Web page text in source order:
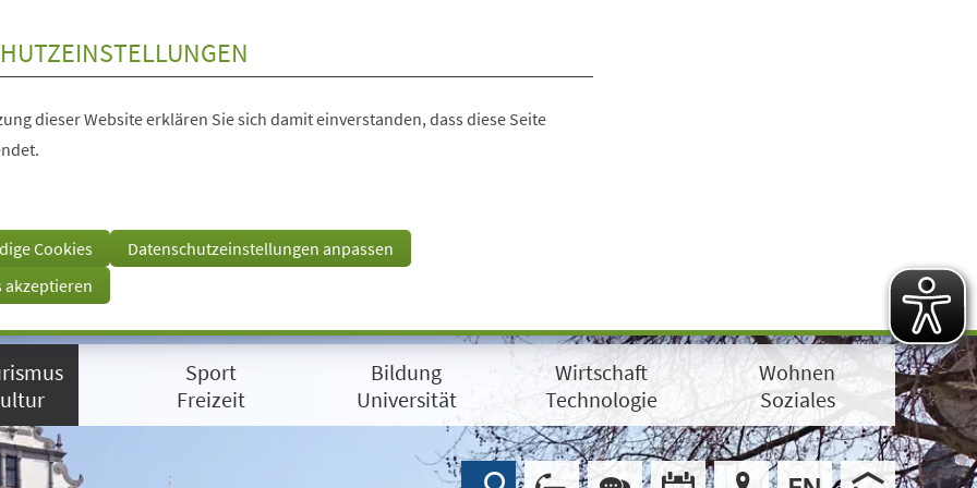
dieser Website erklären Sie sich damit einverstanden, dass diese Seite
Cookies
Datenschutzeinstellungen anpassen
akzeptieren
Sport
Freizeit
Bildung
Universität
Wirtschaft
Technologie
Wohnen
Soziales